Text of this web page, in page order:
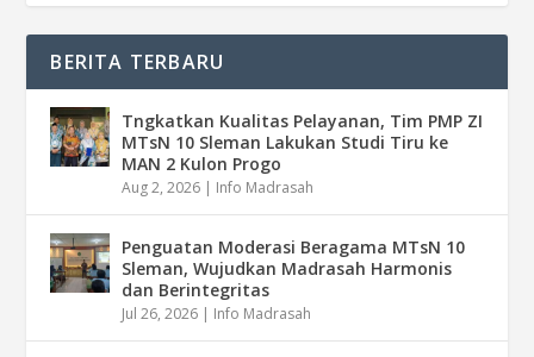
BERITA TERBARU
Tngkatkan Kualitas Pelayanan, Tim PMP ZI
MTsN 10 Sleman Lakukan Studi Tiru ke
MAN 2 Kulon Progo
Aug 2, 2026 | Info Madrasah
Penguatan Moderasi Beragama MTsN 10
Sleman, Wujudkan Madrasah Harmonis
dan Berintegritas
Jul 26, 2026 | Info Madrasah